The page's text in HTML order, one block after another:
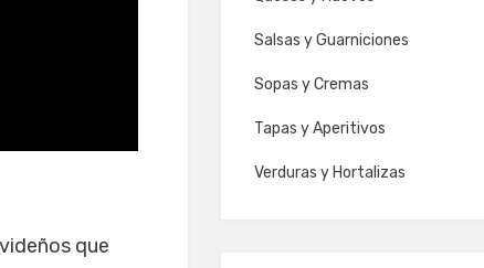
que
Salsas y Guarniciones
Sopas y Cremas
Tapas y Aperitivos
Verduras y Hortalizas